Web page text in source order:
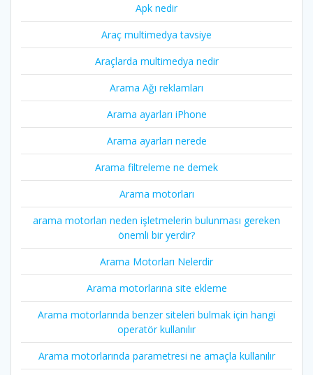
Apk nedir
Araç multimedya tavsiye
Araçlarda multimedya nedir
Arama Ağı reklamları
Arama ayarları iPhone
Arama ayarları nerede
Arama filtreleme ne demek
Arama motorları
arama motorları neden işletmelerin bulunması gereken
önemli bir yerdir?
Arama Motorları Nelerdir
Arama motorlarına site ekleme
Arama motorlarında benzer siteleri bulmak için hangi
operatör kullanılır
Arama motorlarında parametresi ne amaçla kullanılır